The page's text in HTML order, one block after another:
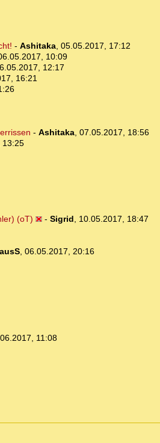
- Ashitaka, 05.05.2017, 17:12
10:09
12:17
16:21
- Ashitaka, 07.05.2017, 18:56
13:25
(oT)
- Sigrid, 10.05.2017, 18:47
, 06.05.2017, 20:16
11:08